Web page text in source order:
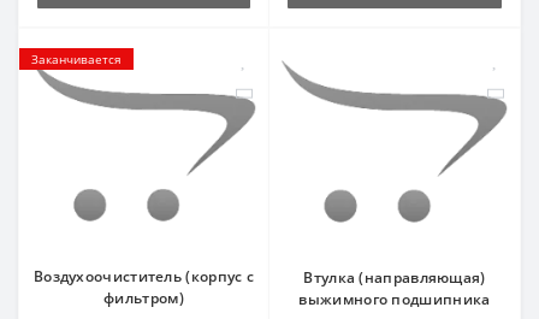
Заканчивается
Воздухоочиститель (корпус с
фильтром)
Втулка (направляющая)
выжимного подшипника